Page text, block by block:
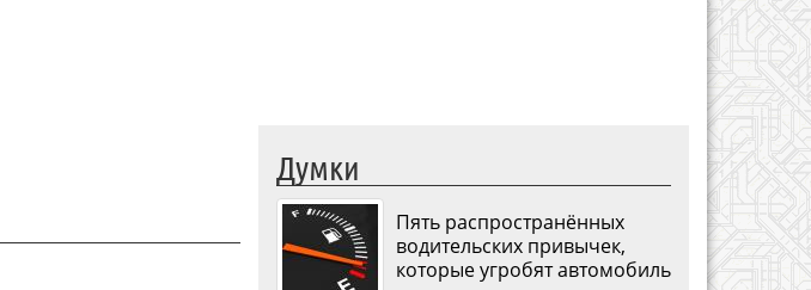
Думки
Пять распространённых
водительских привычек,
которые угробят автомобиль